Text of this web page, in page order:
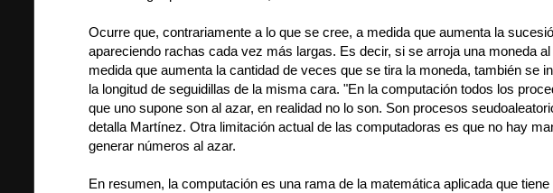
Ocurre que, contrariamente a lo que se cree, a medida que aumenta la
apareciendo rachas cada vez más largas. Es decir, si se arroja una moneda al
medida que aumenta la cantidad de veces que se tira la moneda, también se
la longitud de seguidillas de la misma cara. "En la computación todos los
que uno supone son al azar, en realidad no lo son. Son procesos
detalla Martínez. Otra limitación actual de las computadoras es que no hay
generar números al azar.
En resumen, la computación es una rama de la matemática aplicada que